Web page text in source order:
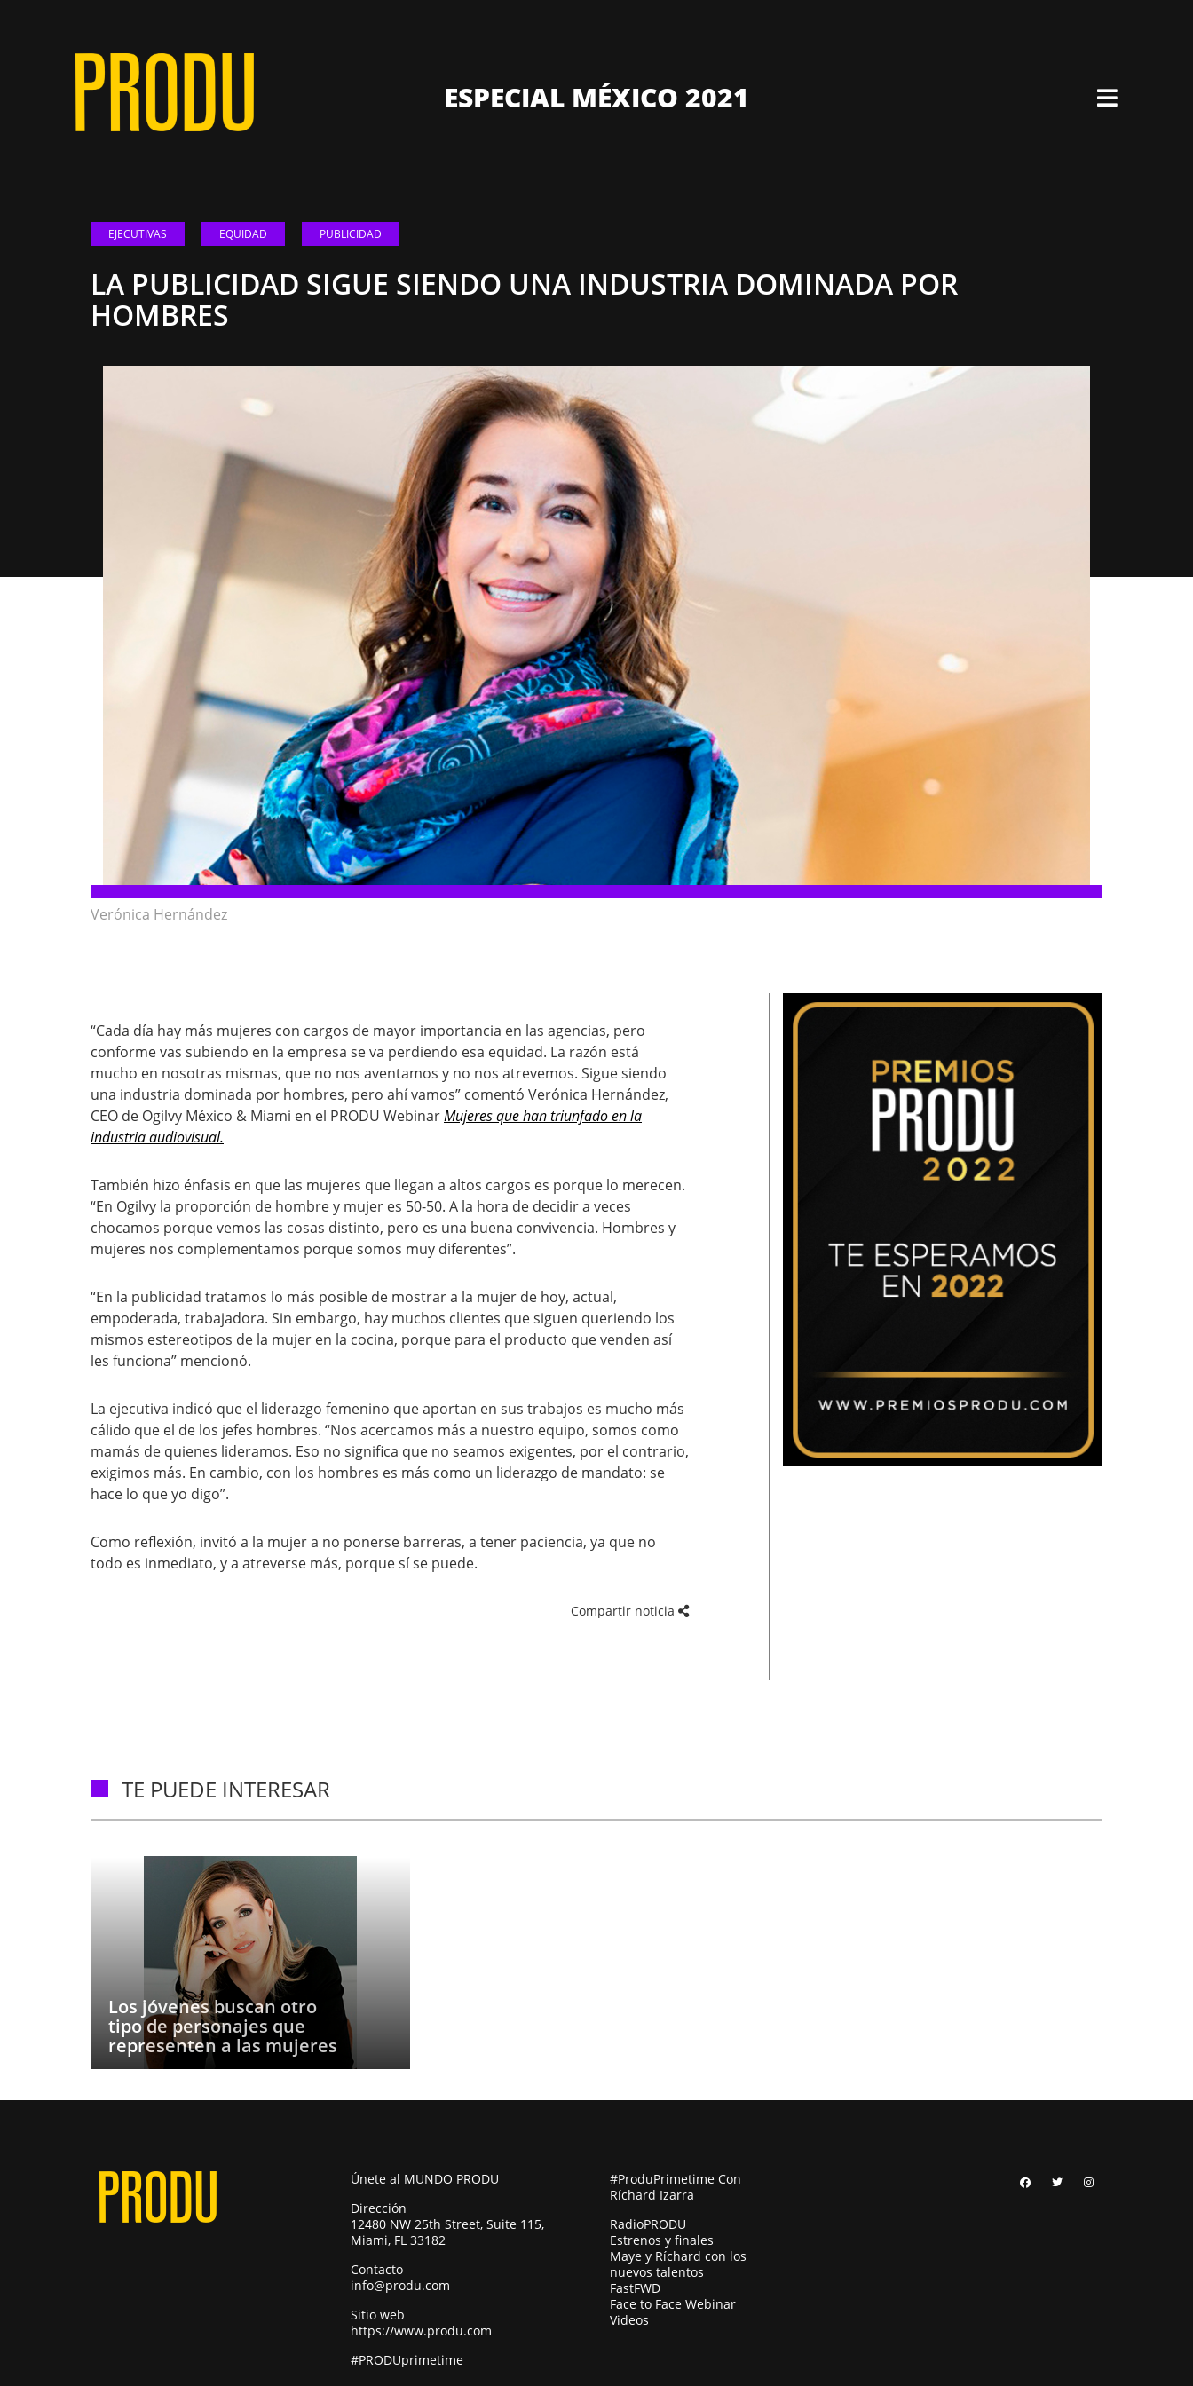
ESPECIAL MÉXICO 2021
EJECUTIVAS EQUIDAD PUBLICIDAD
LA PUBLICIDAD SIGUE SIENDO UNA INDUSTRIA DOMINADA POR
HOMBRES
Verónica Hernández
“Cada día hay más mujeres con cargos de mayor importancia en las agencias, pero
conforme vas subiendo en la empresa se va perdiendo esa equidad. La razón está
mucho en nosotras mismas, que no nos aventamos y no nos atrevemos. Sigue siendo
una industria dominada por hombres, pero ahí vamos” comentó Verónica Hernández,
CEO de Ogilvy México & Miami en el PRODU WebinarMujeres que han triunfado en la
industria audiovisual.
También hizo énfasis en que las mujeres que llegan a altos cargos es porque lo merecen.
“En Ogilvy la proporción de hombre y mujer es 50-50. A la hora de decidir a veces
chocamos porque vemos las cosas distinto, pero es una buena convivencia. Hombres y
mujeres nos complementamos porque somos muy diferentes”.
“En la publicidad tratamos lo más posible de mostrar a la mujer de hoy, actual,
empoderada, trabajadora. Sin embargo, hay muchos clientes que siguen queriendo los
mismos estereotipos de la mujer en la cocina, porque para el producto que venden así
les funciona” mencionó.
La ejecutiva indicó que el liderazgo femenino que aportan en sus trabajos es mucho más
cálido que el de los jefes hombres. “Nos acercamos más a nuestro equipo, somos como
mamás de quienes lideramos. Eso no significa que no seamos exigentes, por el contrario,
exigimos más. En cambio, con los hombres es más como un liderazgo de mandato: se
hace lo que yo digo”.
Como reflexión, invitó a la mujer a no ponerse barreras, a tener paciencia, ya que no
todo es inmediato, y a atreverse más, porque sí se puede.
Compartir noticia
TE PUEDE INTERESAR
Los jóvenes buscan otro
tipo de personajes que
representen a las mujeres
Únete al MUNDO PRODU
Dirección
12480 NW 25th Street, Suite 115,
Miami, FL 33182
Contacto
info@produ.com
Sitio web
https://www.produ.com
#PRODUprimetime
#ProduPrimetime Con
Ríchard Izarra
RadioPRODU
Estrenos y finales
Maye y Ríchard con los
nuevos talentos
FastFWD
Face to Face Webinar
Videos